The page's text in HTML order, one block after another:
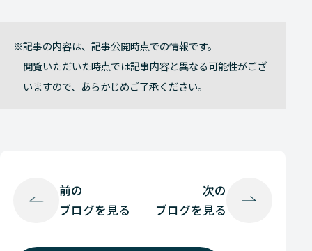
記事の内容は、記事公開時点での情報です。
閲覧いただいた時点では記事内容と異なる可能性がござ
いますので、あらかじめご了承ください。
前の
ブログを見る
次の
ブログを見る